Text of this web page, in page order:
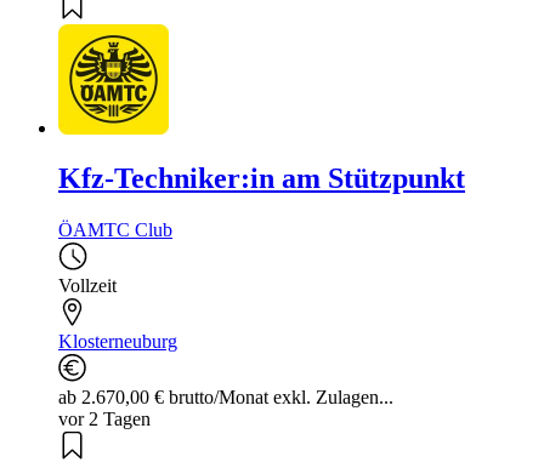
Kfz-Techniker:in am Stützpunkt
ÖAMTC Club
Vollzeit
Klosterneuburg
ab 2.670,00 € brutto/Monat exkl. Zulagen...
vor 2 Tagen